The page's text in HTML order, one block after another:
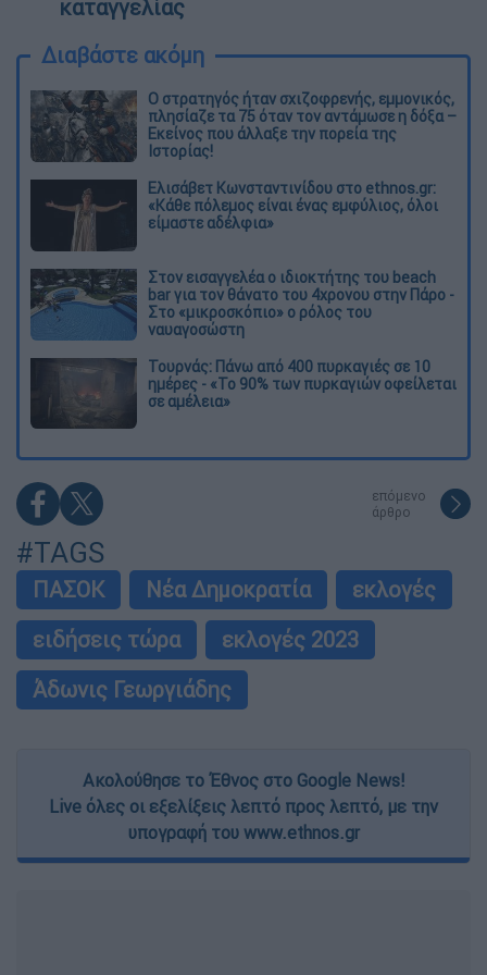
καταγγελίας
Διαβάστε ακόμη
O στρατηγός ήταν σχιζοφρενής, εμμονικός,
πλησίαζε τα 75 όταν τον αντάμωσε η δόξα –
Εκείνος που άλλαξε την πορεία της
Ιστορίας!
Ελισάβετ Κωνσταντινίδου στο ethnos.gr:
«Κάθε πόλεμος είναι ένας εμφύλιος, όλοι
είμαστε αδέλφια»
Στον εισαγγελέα ο ιδιοκτήτης του beach
bar για τον θάνατο του 4χρονου στην Πάρο -
Στο «μικροσκόπιο» ο ρόλος του
ναυαγοσώστη
Τουρνάς: Πάνω από 400 πυρκαγιές σε 10
ημέρες - «Το 90% των πυρκαγιών οφείλεται
σε αμέλεια»
επόμενο
άρθρο
#TAGS
ΠΑΣΟΚ Νέα Δημοκρατία
εκλογές
ειδήσεις τώρα
εκλογές 2023
Άδωνις Γεωργιάδης
Ακολούθησε το Έθνος στο Google News!
Live όλες οι εξελίξεις λεπτό προς λεπτό, με την
υπογραφή του www.ethnos.gr